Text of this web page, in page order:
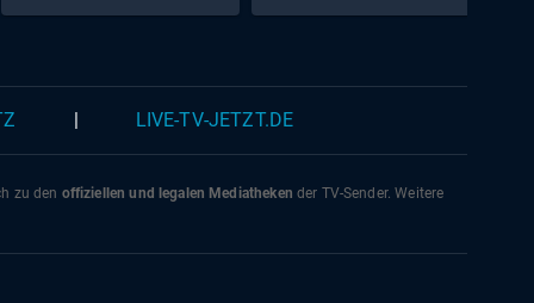
LIVE-TV-JETZT.DE
zu den offiziellen und legalen Mediatheken der TV-Sender. Weitere